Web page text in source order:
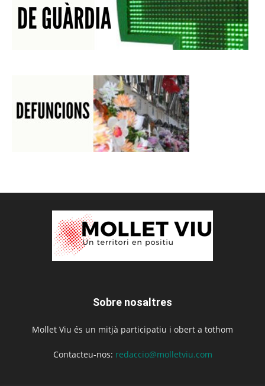
Sobre nosaltres
Mollet Viu és un mitjà participatiu i obert a tothom
Contacteu-nos: redaccio@molletviu.com